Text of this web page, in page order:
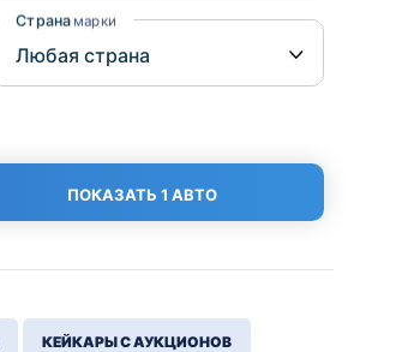
Страна марки
ПОКАЗАТЬ 1 АВТО
КЕЙКАРЫ С АУКЦИОНОВ